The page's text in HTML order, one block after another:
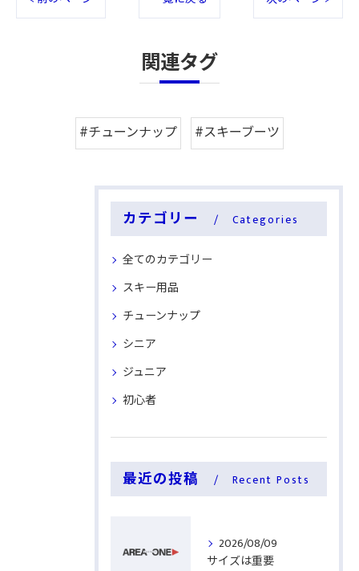
関連タグ
#チューンナップ #スキーブーツ
カテゴリー Categories
全てのカテゴリー
スキー用品
チューンナップ
シニア
ジュニア
初心者
最近の投稿 Recent Posts
2026/08/09
サイズは重要